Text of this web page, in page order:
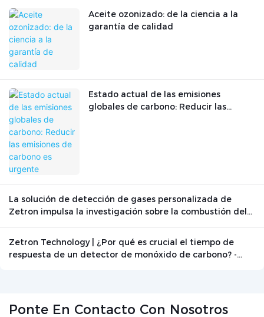
Aceite ozonizado: de la ciencia a la
garantía de calidad
Estado actual de las emisiones
globales de carbono: Reducir las
La solución de detección de gases personalizada de
Zetron impulsa la investigación sobre la combustión del
Zetron Technology | ¿Por qué es crucial el tiempo de
respuesta de un detector de monóxido de carbono? -
Ponte En Contacto Con Nosotros